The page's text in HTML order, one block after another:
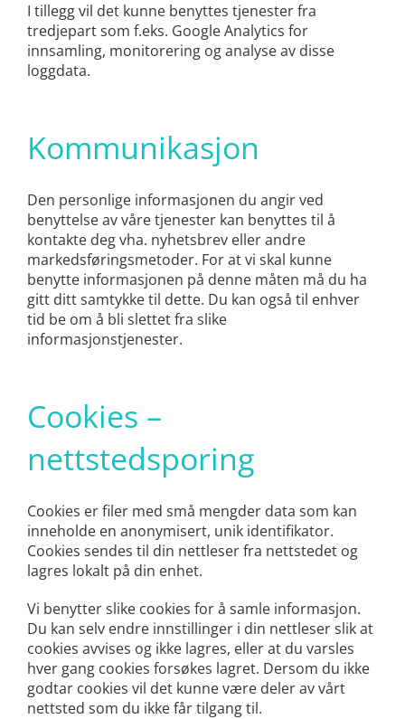
I tillegg vil det kunne benyttes tjenester fra
tredjepart som f.eks. Google Analytics for
innsamling, monitorering og analyse av disse
loggdata.
Kommunikasjon
Den personlige informasjonen du angir ved
benyttelse av våre tjenester kan benyttes til å
kontakte deg vha. nyhetsbrev eller andre
markedsføringsmetoder. For at vi skal kunne
benytte informasjonen på denne måten må du ha
gitt ditt samtykke til dette. Du kan også til enhver
tid be om å bli slettet fra slike
informasjonstjenester.
Cookies –
nettstedsporing
Cookies er filer med små mengder data som kan
inneholde en anonymisert, unik identifikator.
Cookies sendes til din nettleser fra nettstedet og
lagres lokalt på din enhet.
Vi benytter slike cookies for å samle informasjon.
Du kan selv endre innstillinger i din nettleser slik at
cookies avvises og ikke lagres, eller at du varsles
hver gang cookies forsøkes lagret. Dersom du ikke
godtar cookies vil det kunne være deler av vårt
nettsted som du ikke får tilgang til.